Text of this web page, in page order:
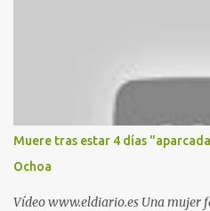
estadio municipal de Butarque) y
Nueva. Otro lugar: Escombrera de
Móstoles También en el parque
la Policía Local de Leganés de la
cementerio de Butarque". Más
Muere tras estar 4 días
Ochoa
Vídeo www.eldiario.es Una mujer